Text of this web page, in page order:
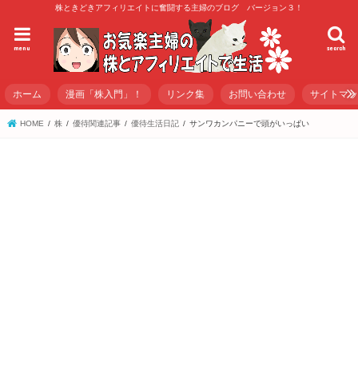
株ときどきアフィリエイトに奮闘する主婦のブログ バージョン３！
search
menu
ホーム 漫画「株入門」！ リンク集 お問い合わせ サイトマ
HOME 株 優待関連記事 優待生活日記 サンワカンパニーで頭がいっぱい